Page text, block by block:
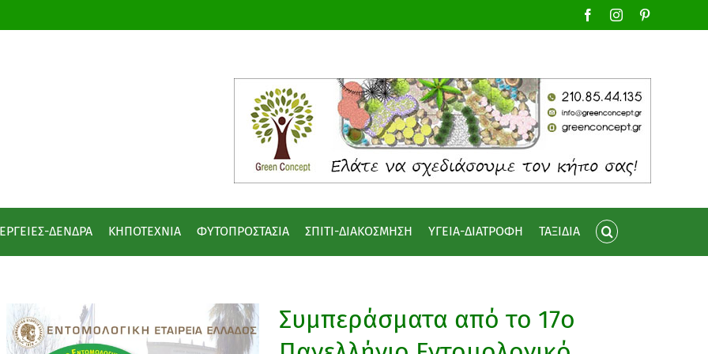
FacebookInstagram
ΔΕΝΔΡΑ ΚΗΠΟΤΕΧΝΙΑ ΦΥΤΟΠΡΟΣΤΑΣΙΑ ΣΠΙΤΙ-ΔΙΑΚΟΣΜΗΣΗ ΥΓΕΙΑ-ΔΙΑΤΡΟΦΗ ΤΑΞΙΔΙΑ
Συμπεράσματα από το 17ο